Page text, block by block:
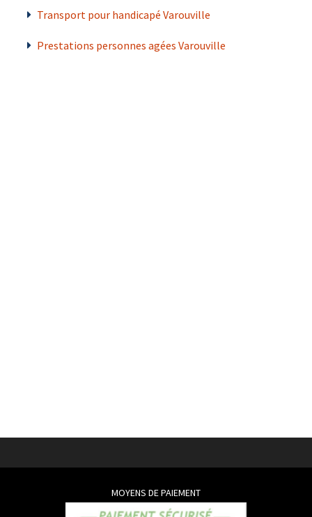
Transport pour handicapé Varouville
Prestations personnes agées Varouville
MOYENS DE PAIEMENT